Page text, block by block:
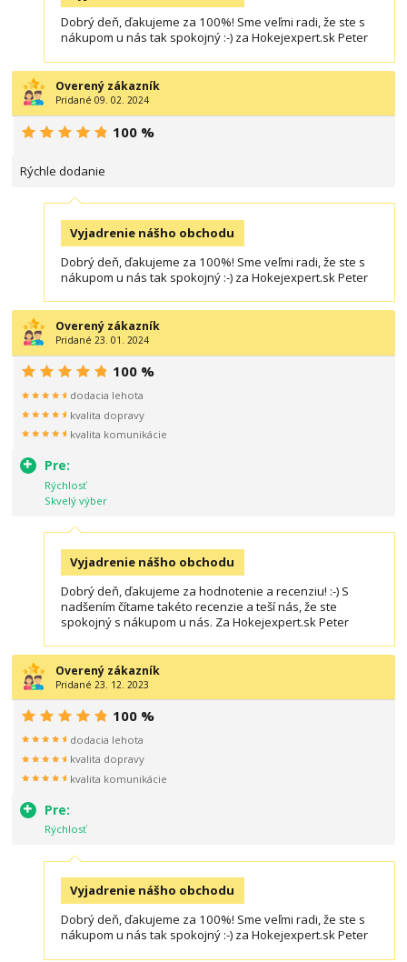
Dobrý deň, ďakujeme za 100%! Sme veľmi radi, že ste s
nákupom u nás tak spokojný :-) za Hokejexpert.sk Peter
Overený zákazník
Pridané 09. 02. 2024
Rýchle dodanie
100 %
Vyjadrenie nášho obchodu
Dobrý deň, ďakujeme za 100%! Sme veľmi radi, že ste s
nákupom u nás tak spokojný :-) za Hokejexpert.sk Peter
Overený zákazník
Pridané 23. 01. 2024
Pre:
Rýchlosť
Skvelý výber
100 %
dodacia lehota
kvalita dopravy
kvalita komunikácie
Vyjadrenie nášho obchodu
Dobrý deň, ďakujeme za hodnotenie a recenziu! :-) S
nadšením čítame takéto recenzie a teší nás, že ste
spokojný s nákupom u nás. Za Hokejexpert.sk Peter
Overený zákazník
Pridané 23. 12. 2023
Pre:
Rýchlosť
100 %
dodacia lehota
kvalita dopravy
kvalita komunikácie
Vyjadrenie nášho obchodu
Dobrý deň, ďakujeme za 100%! Sme veľmi radi, že ste s
nákupom u nás tak spokojný :-) za Hokejexpert.sk Peter